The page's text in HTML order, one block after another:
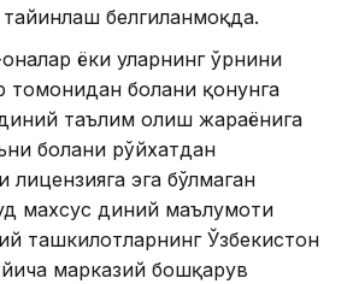
белгиланмоқда.
ёки уларнинг ўрнини
томонидан болани қонунга
таълим олиш жараёнига
болани рўйхатдан
лицензияга эга бўлмаган
махсус диний маълумоти
ташкилотларнинг Ўзбекистон
марказий бошқарув